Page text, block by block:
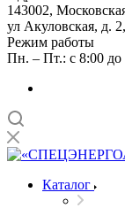
143002,
ул Акуловская, д.
Режим работы
Пн. – Пт.: с 8:00 до
Каталог